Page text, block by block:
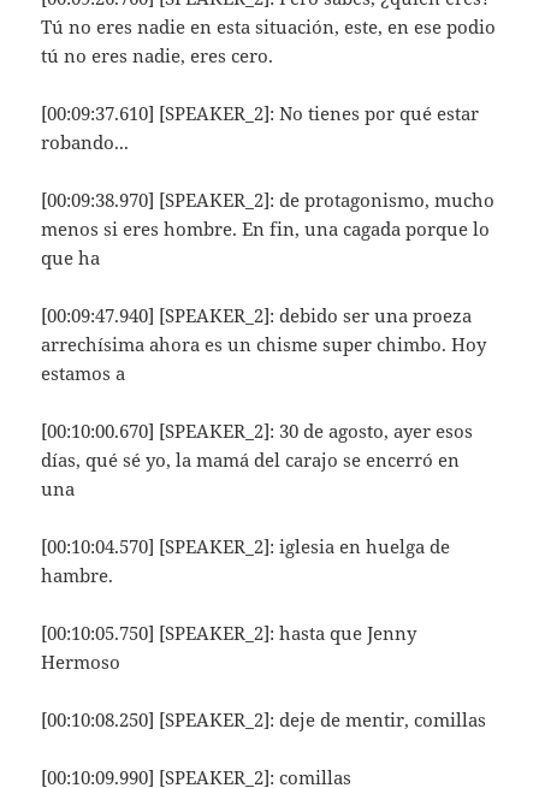
Tú no eres nadie en esta situación, este, en ese podio
tú no eres nadie, eres cero.
[00:09:37.610] [SPEAKER_2]: No tienes por qué estar
robando...
[00:09:38.970] [SPEAKER_2]: de protagonismo, mucho
menos si eres hombre. En fin, una cagada porque lo
que ha
[00:09:47.940] [SPEAKER_2]: debido ser una proeza
arrechísima ahora es un chisme super chimbo. Hoy
estamos a
[00:10:00.670] [SPEAKER_2]: 30 de agosto, ayer esos
días, qué sé yo, la mamá del carajo se encerró en
una
[00:10:04.570] [SPEAKER_2]: iglesia en huelga de
hambre.
[00:10:05.750] [SPEAKER_2]: hasta que Jenny
Hermoso
[00:10:08.250] [SPEAKER_2]: deje de mentir, comillas
[00:10:09.990] [SPEAKER_2]: comillas